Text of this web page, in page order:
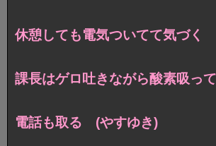
休憩しても電気ついてて気づく
課長はゲロ吐きながら酸素吸っ
電話も取る (やすゆき)